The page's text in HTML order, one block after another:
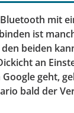
mit
ist
beiden
an
Google geht,
bald der